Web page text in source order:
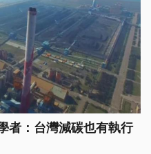
者：台灣減碳也有執行